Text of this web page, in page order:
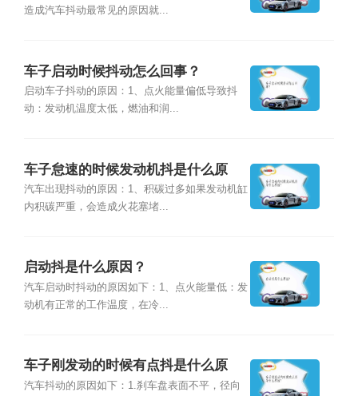
造成汽车抖动最常见的原因就...
车子启动时候抖动怎么回事？
启动车子抖动的原因：1、点火能量偏低导致抖
动：发动机温度太低，燃油和润...
车子怠速的时候发动机抖是什么原
因？
汽车出现抖动的原因：1、积碳过多如果发动机缸
内积碳严重，会造成火花塞堵...
启动抖是什么原因？
汽车启动时抖动的原因如下：1、点火能量低：发
动机有正常的工作温度，在冷...
车子刚发动的时候有点抖是什么原
因？
汽车抖动的原因如下：1.刹车盘表面不平，径向